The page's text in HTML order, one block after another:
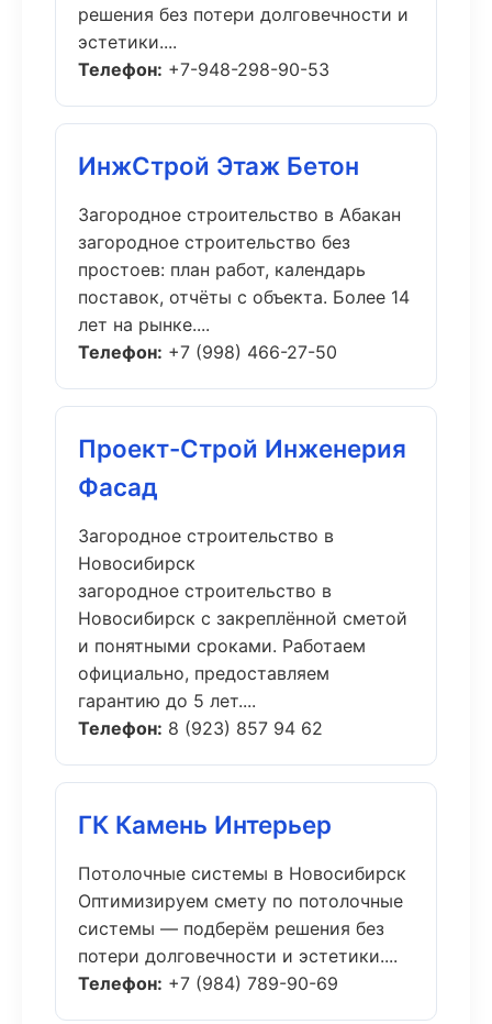
решения без потери долговечности и
эстетики....
Телефон: +7-948-298-90-53
ИнжСтрой Этаж Бетон
Загородное строительство в Абакан
загородное строительство без
простоев: план работ, календарь
поставок, отчёты с объекта. Более 14
лет на рынке....
Телефон: +7 (998) 466-27-50
Проект-Строй Инженерия
Фасад
Загородное строительство в
Новосибирск
загородное строительство в
Новосибирск с закреплённой сметой
и понятными сроками. Работаем
официально, предоставляем
гарантию до 5 лет....
Телефон: 8 (923) 857 94 62
ГК Камень Интерьер
Потолочные системы в Новосибирск
Оптимизируем смету по потолочные
системы — подберём решения без
потери долговечности и эстетики....
Телефон: +7 (984) 789-90-69